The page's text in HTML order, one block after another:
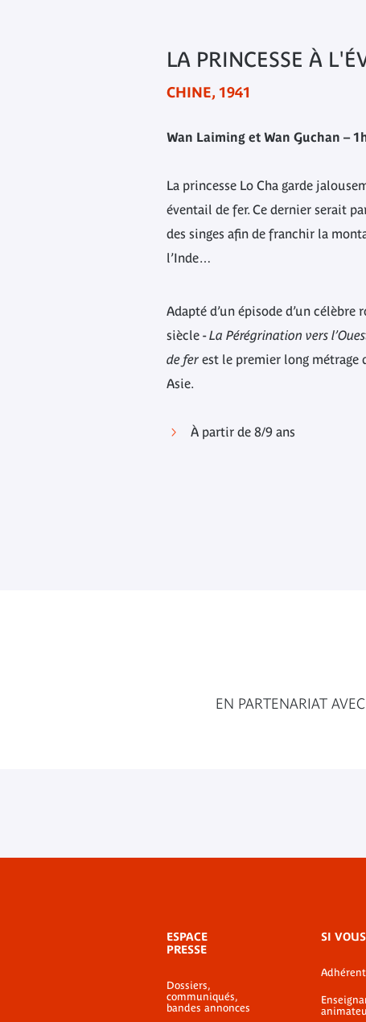
LA PRINCESSE À
CHINE, 1941
Wan Laiming et Wan Guchan –
La princesse Lo Cha garde
éventail de fer. Ce dernier serait
des singes afin de franchir la
l’Inde…
Adapté d’un épisode d’un célèbre
siècle -La Pérégrination vers
de fer est le premier long métrage
Asie.
À partir de 8/9 ans
EN PARTENARIAT AVEC
de
bas-
page
ESPACE
PRESSE
Dossiers,
communiqués,
bandes annonces
SI
Adhérent